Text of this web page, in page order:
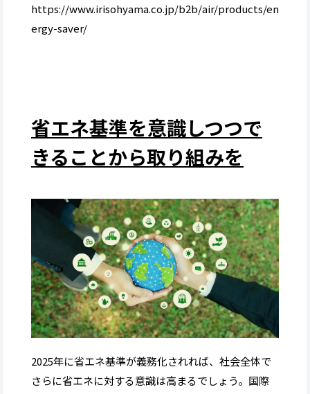
https://www.irisohyama.co.jp/b2b/air/products/en
ergy-saver/
省エネ基準を意識しつつで
きることから取り組みを
2025年に省エネ基準が義務化されれば、社会全体で
さらに省エネに対する意識は高まるでしょう。国際